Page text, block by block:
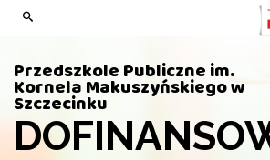
Przedszkole Publiczne im.
Kornela Makuszyńskiego w
Szczecinku